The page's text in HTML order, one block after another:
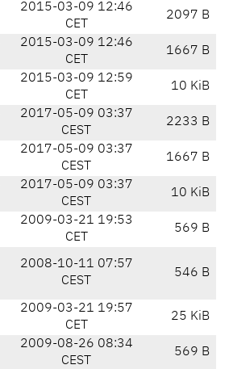
2015-03-09 12:46
CET
2097 B
2015-03-09 12:46
CET
1667 B
2015-03-09 12:59
CET
10 KiB
2017-05-09 03:37
CEST
2233 B
2017-05-09 03:37
CEST
1667 B
2017-05-09 03:37
CEST
10 KiB
2009-03-21 19:53
CET
569 B
2008-10-11 07:57
CEST
546 B
2009-03-21 19:57
CET
25 KiB
2009-08-26 08:34
CEST
569 B